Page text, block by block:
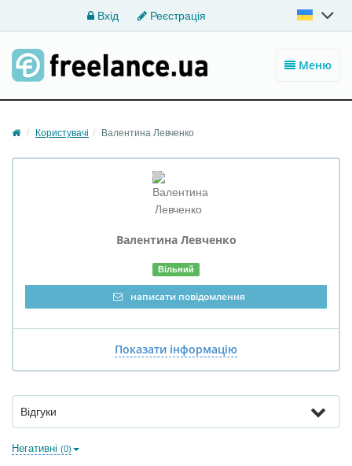
Вхід Реєстрація
Меню
Користувачі Валентина Левченко
Валентина Левченко
Вільний
написати повідомлення
Показати інформацію
Відгуки
Негативні (0)